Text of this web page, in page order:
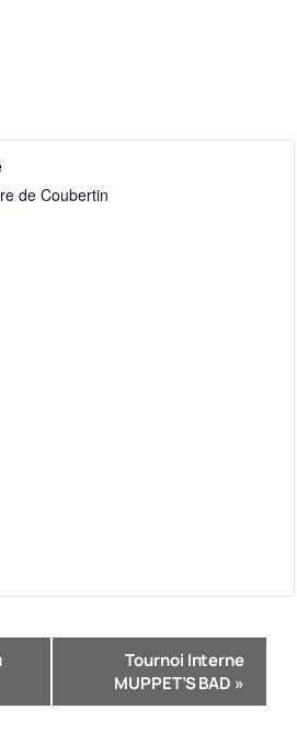
de Coubertin
Tournoi Interne
MUPPET’S BAD »